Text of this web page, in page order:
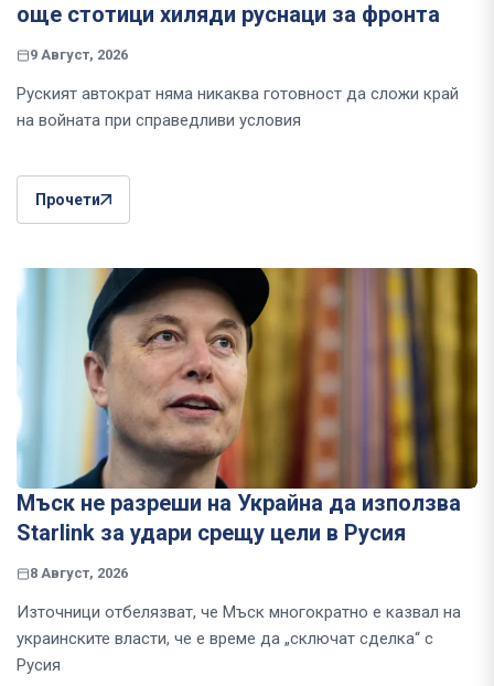
още стотици хиляди руснаци за фронта
9 Август, 2026
Руският автократ няма никаква готовност да сложи край
на войната при справедливи условия
Прочети
Мъск не разреши на Украйна да използва
Starlink за удари срещу цели в Русия
8 Август, 2026
Източници отбелязват, че Мъск многократно е казвал на
украинските власти, че е време да „сключат сделка“ с
Русия